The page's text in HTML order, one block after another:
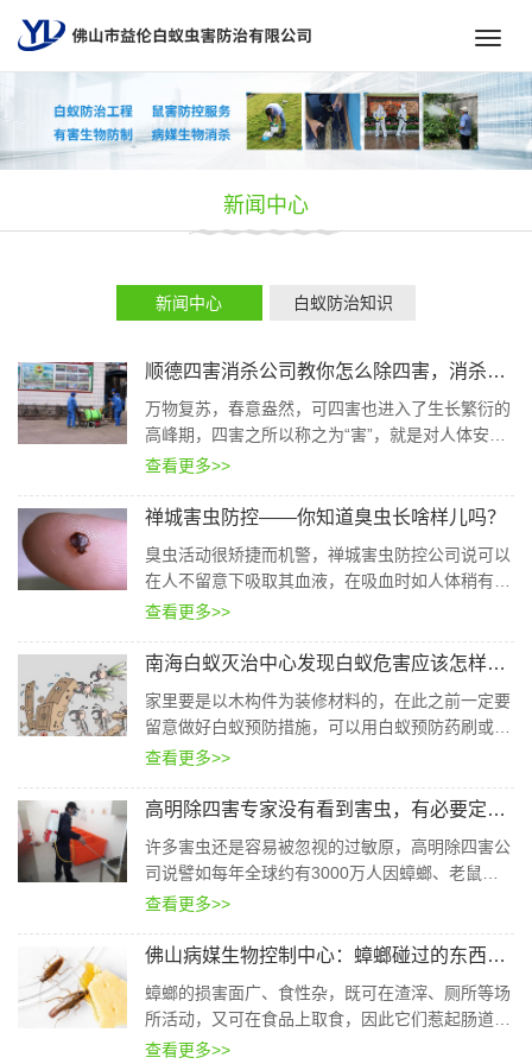
新闻中心
新闻中心 白蚁防治知识
顺德四害消杀公司教你怎么除四害，消杀四害方法引见
万物复苏，春意盎然，可四害也进入了生长繁衍的
高峰期，四害之所以称之为“害”，就是对人体安康
存在着要挟，四害是哪四害？顺德四害消杀公司教
查看更多>>
禅城害虫防控——你知道臭虫长啥样儿吗？
臭虫活动很矫捷而机警，禅城害虫防控公司说可以
在人不留意下吸取其血液，在吸血时如人体稍有移
动，即中止吸血，爬走而躲藏，臭虫每分钟能爬行
查看更多>>
南海白蚁灭治中心发现白蚁危害应该怎样灭白蚁
家里要是以木构件为装修材料的，在此之前一定要
留意做好白蚁预防措施，可以用白蚁预防药刷或者
喷洒在三夹板和木方上在安装，这样可以起到预防
查看更多>>
高明除四害专家没有看到害虫，有必要定期防治虫害吗？
许多害虫还是容易被忽视的过敏原，高明除四害公
司说譬如每年全球约有3000万人因蟑螂、老鼠等
害虫而诱发哮喘；每年全球有40余万人因蚊虫患疟
查看更多>>
佛山病媒生物控制中心：蟑螂碰过的东西绝对不能吃
蟑螂的损害面广、食性杂，既可在渣滓、厕所等场
所活动，又可在食品上取食，因此它们惹起肠道病
和寄生虫卵的传播不容无视。此外，蟑螂体液和粪
查看更多>>